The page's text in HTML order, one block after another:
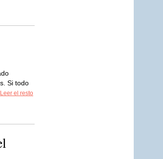
Si todo
Leer el resto